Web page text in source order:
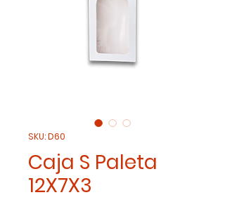
SKU: D60
Caja S Paleta
12X7X3